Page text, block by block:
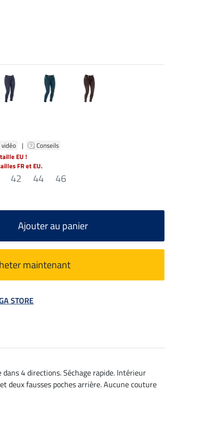
vidéo |
Conseils
EU !
FR et EU.
42 44 46
Ajouter au panier
maintenant
STORE
4 directions. Séchage rapide. Intérieur
deux fausses poches arrière. Aucune couture